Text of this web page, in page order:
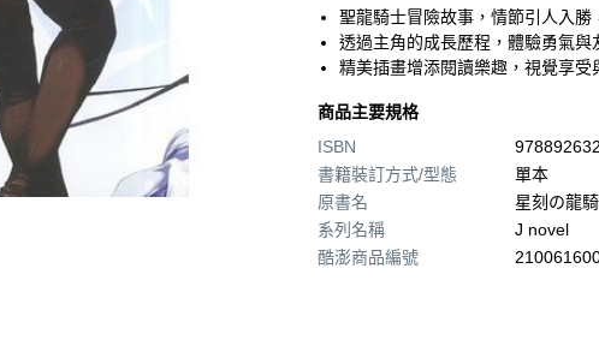
聖龍騎士冒險故事，情節引人入
透過主角的成長歷程，體驗勇氣
精美插畫增添閱讀樂趣，視覺享
商品主要規格
ISBN
書籍裝訂方式/型態
單本
原書名
星刻の龍
系列名稱
J novel
酷澎商品編號